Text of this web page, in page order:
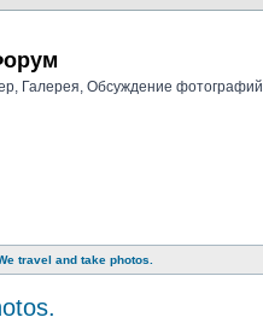
Галерея, Обсуждение фотографий
travel and take photos.